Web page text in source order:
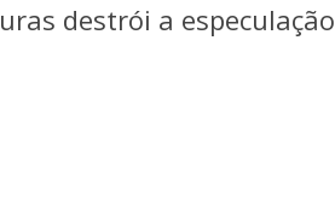
destrói a especulação